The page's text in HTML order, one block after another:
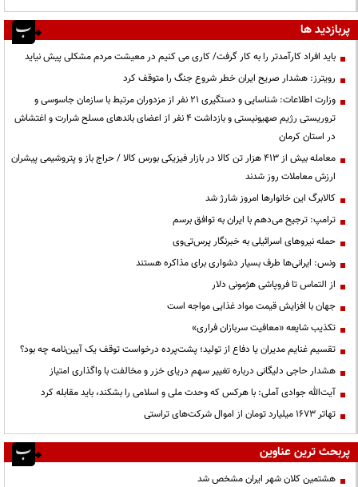
پربازدید ها
باید افراد کارآمدتر را به کار گرفت/ کاری می کنیم در معیشت مردم مشکلی پیش نیاید
رویترز: هشدار صریح ایران خطر شروع جنگ را متوقف کرد
وزارت اطلاعات: شناسایی و دستگیری ۲۱ نفر از مزدوران مرتبط با سازمان جاسوسی و
تروریستی رژیم صهیونیستی و بازداشت ۴ نفر از اعضای باندهای مسلح شرارت و اغتشاش
در استان کرمان
معامله بیش از ۴۱۳ هزار تن کالا در بازار فیزیکی بورس کالا / حراج باز و پتروشیمی پیشران
ارزش معاملات روز شدند
کالابرگ این خانوارها امروز شارژ شد
ترامپ: ترجیح می‌دهم با ایران به توافق برسم
حمله نیروهای اسرائیلی به خبرنگار پرس‌تی‌وی
ونس: ایرانی‌ها طرف بسیار دشواری برای مذاکره هستند
از التماس تا فروپاشی هژمونی دلار
جهان با افزایش قیمت مواد غذایی مواجه است
تکذیب شایعه «معافیت سربازان فراری»
تقسیم غنایم مدیران یا دفاع از تولید؛ پشت‌پرده درخواست توقف یک آیین‌نامه چه بود؟
هشدار حاجی دلیگانی درباره تغییر سهم دریای خزر و مخالفت با واگذاری امتیاز
آیت‌الله جوادی آملی: با هرکس که وحدت ملی و اسلامی را بشکند، باید مقابله کرد
تهاتر ۱۶۷۳ میلیارد تومان از اموال شرکت‌های تراستی
پربحث ترین عناوین
هشتمین کلان شهر ایران مشخص شد